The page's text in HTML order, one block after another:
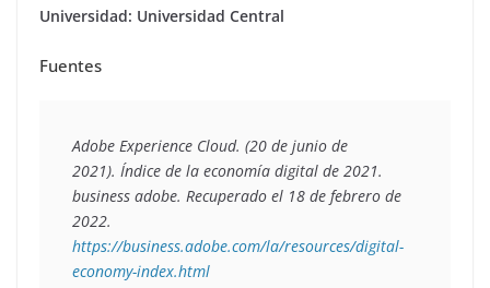
Universidad: Universidad Central
Fuentes
Adobe Experience Cloud. (20 de junio de
2021). Índice de la economía digital de 2021.
business adobe. Recuperado el 18 de febrero de
2022
https://business.adobe.com/la/resources/digital-
economy-index.html